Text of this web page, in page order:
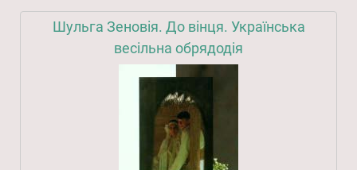
Шульга Зеновія. До вінця. Українська
весільна обрядодія